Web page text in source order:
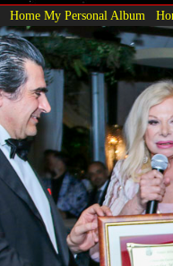
Home My Personal Album